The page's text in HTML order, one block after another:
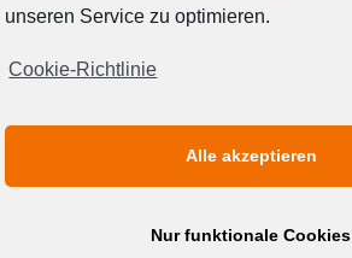
MEDIADATEN
unseren Service zu optimieren.
Cookie-Richtlinie
Alle akzeptieren
Nur funktionale Cookies